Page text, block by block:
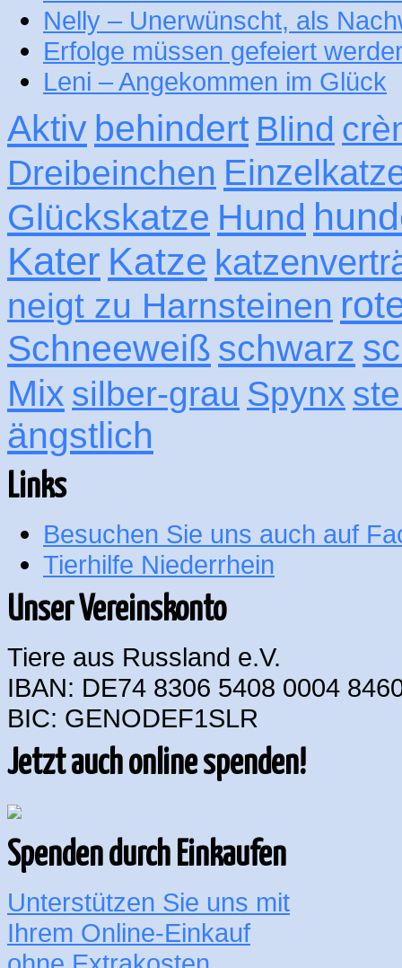
Nelly – Unerwünscht, als
Erfolge müssen gefeiert
Leni – Angekommen im Glück
Aktiv behindert Blind
Dreibeinchen
Glückskatze Hund
Kater Katze
neigt zu Harnsteinen
Schneeweiß schwarz
Mix silber-grau Spynx
ängstlich
Links
Besuchen Sie uns auch auf
Tierhilfe Niederrhein
Unser Vereinskonto
Tiere aus Russland e.V.
IBAN: DE74 8306 5408 0004
BIC: GENODEF1SLR
Jetzt auch online spenden!
Spenden durch Einkaufen
Unterstützen Sie uns mit
Ihrem Online-Einkauf